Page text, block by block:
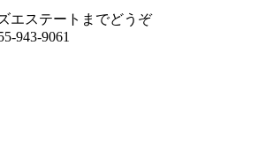
エステートまでどうぞ
943-9061